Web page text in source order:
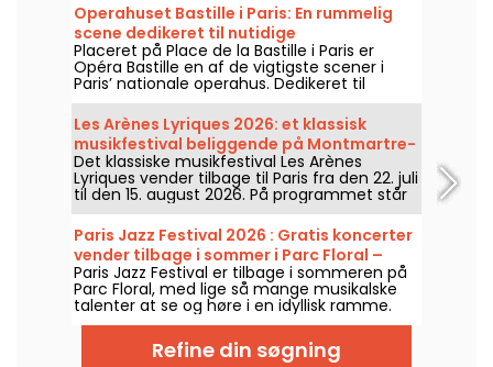
Operahuset Bastille i Paris: En rummelig
scene dedikeret til nutidige
operaproduktioner
Placeret på Place de la Bastille i Paris er
Opéra Bastille en af de vigtigste scener i
Paris’ nationale operahus. Dedikeret til
opsætninger af operaer og
balletforestillinger året rundt. Siden
indvielsen i 1989 har den moderne bygning
tiltrukket et bredt publikum og er blevet et
centralt referencepunkt for de, der ønsker
at følge med i byens klassiske forestillinger
og koreografiske shows.
Les Arènes Lyriques 2026: et klassisk
musikfestival beliggende på Montmartre-
højen
Det klassiske musikfestival Les Arènes
Lyriques vender tilbage til Paris fra den 22. juli
til den 15. august 2026. På programmet står
ikke mindre end 16 koncerter, der afholdes i
Arènes de Montmartre, en idyllisk ramme for
at høre de store klassikere.
Paris Jazz Festival 2026 : Gratis koncerter
vender tilbage i sommer i Parc Floral –
programmet
Paris Jazz Festival er tilbage i sommeren på
Parc Floral, med lige så mange musikalske
talenter at se og høre i en idyllisk ramme.
Her er programmet for de gratis koncerter,
man kan opdage fra den 24. juni til den 6.
september 2026!Refine din søgning